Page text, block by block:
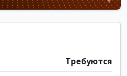
Требуются